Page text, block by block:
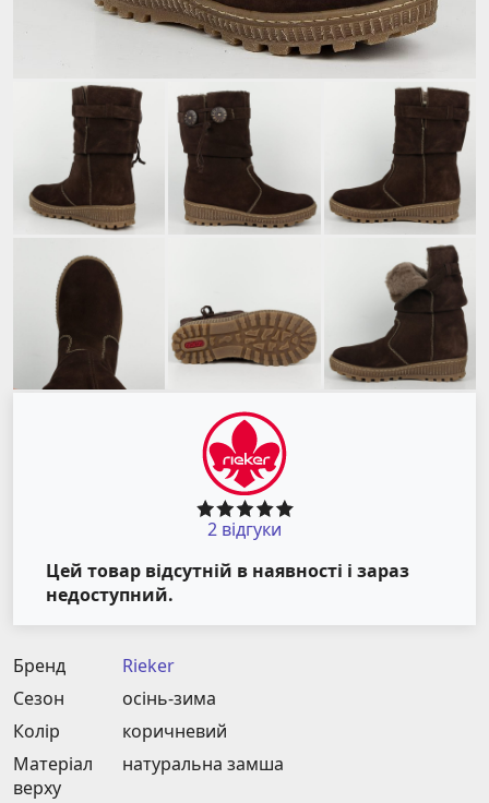
2 відгуки
Цей товар відсутній в наявності і зараз
недоступний.
Бренд
Rieker
Сезон
осінь-зима
Колір
коричневий
Матеріал
верху
натуральна замша